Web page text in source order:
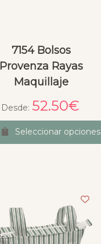
7154 Bolsos
Provenza Rayas
Maquillaje
Desde: 52.50€
Seleccionar opciones